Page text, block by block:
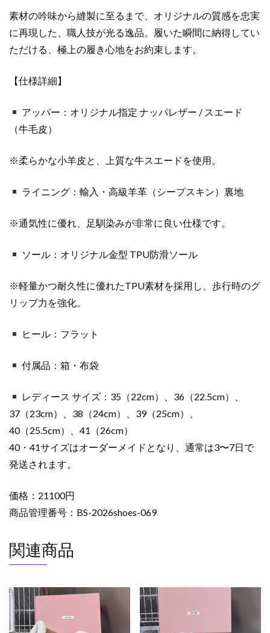
ュ
ウ
ミ
ウ
ー
素材の吟味から縫製に至るまで、オリジナルの質感を忠実
に再現した、職人技が光る逸品。履いた瞬間に納得してい
ただける、極上の履き心地をお約束します。
【仕様詳細】
アッパー：オリジナル指定 ナッパレザー / スエード
（牛毛皮）
※柔らかな小羊皮と、上質な牛スエードを使用。
ライニング：輸入・高級羊革（シープスキン）裏地
※通気性に優れ、足馴染みが非常に良い仕様です。
ソール：オリジナル金型 TPU防滑ソール
※軽量かつ耐久性に優れたTPU素材を採用し、歩行時のグ
リップ力を強化。
ヒール：フラット
付属品：箱・布袋
レディース サイズ：35（22cm）、36（22.5cm）、
37（23cm）、38（24cm）、39（25cm）、
40（25.5cm）、41（26cm）
40・41サイズはオーダーメイドとなり、通常は3〜7日で
発送されます。
価格：21100円
商品管理番号：BS-2026shoes-069
関連商品